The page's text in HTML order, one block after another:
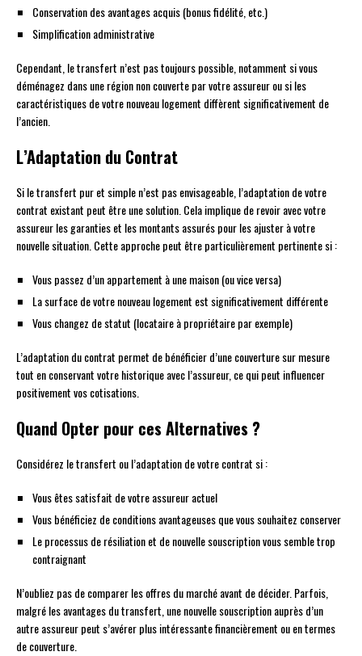
Conservation des avantages acquis (bonus fidélité, etc.)
Simplification administrative
Cependant, le transfert n’est pas toujours possible, notamment si vous
déménagez dans une région non couverte par votre assureur ou si les
caractéristiques de votre nouveau logement diffèrent significativement de
l’ancien.
L’Adaptation du Contrat
Si le transfert pur et simple n’est pas envisageable, l’adaptation de votre
contrat existant peut être une solution. Cela implique de revoir avec votre
assureur les garanties et les montants assurés pour les ajuster à votre
nouvelle situation. Cette approche peut être particulièrement pertinente si :
Vous passez d’un appartement à une maison (ou vice versa)
La surface de votre nouveau logement est significativement différente
Vous changez de statut (locataire à propriétaire par exemple)
L’adaptation du contrat permet de bénéficier d’une couverture sur mesure
tout en conservant votre historique avec l’assureur, ce qui peut influencer
positivement vos cotisations.
Quand Opter pour ces Alternatives ?
Considérez le transfert ou l’adaptation de votre contrat si :
Vous êtes satisfait de votre assureur actuel
Vous bénéficiez de conditions avantageuses que vous souhaitez conserver
Le processus de résiliation et de nouvelle souscription vous semble trop
contraignant
N’oubliez pas de comparer les offres du marché avant de décider. Parfois,
malgré les avantages du transfert, une nouvelle souscription auprès d’un
autre assureur peut s’avérer plus intéressante financièrement ou en termes
de couverture.